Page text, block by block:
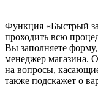
Функция «Быстрый
проходить всю
Вы заполняете
менеджер магазина.
на вопросы,
также подскажет о